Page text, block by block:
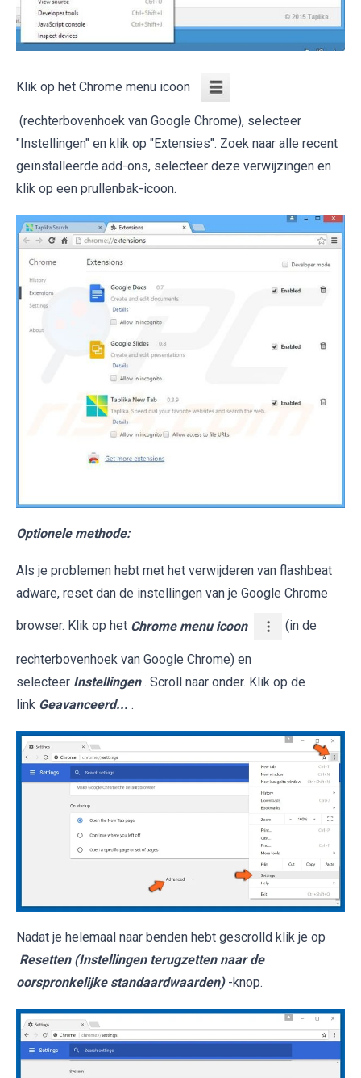
Klik op het Chrome menu icoon
(rechterbovenhoek van Google Chrome), selecteer
"Instellingen" en klik op "Extensies". Zoek naar alle recent
geïnstalleerde add-ons, selecteer deze verwijzingen en
klik op een prullenbak-icoon.
Optionele methode:
Als je problemen hebt met het verwijderen van flashbeat
adware, reset dan de instellingen van je Google Chrome
browser. Klik op het Chrome menu icoon (in de
rechterbovenhoek van Google Chrome) en
selecteer Instellingen . Scroll naar onder. Klik op de
link Geavanceerd... .
Nadat je helemaal naar benden hebt gescrolld klik je op
Resetten (Instellingen terugzetten naar de
oorspronkelijke standaardwaarden) -knop.